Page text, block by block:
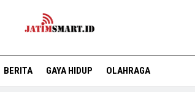
BERITA GAYA HIDUP OLAHRAGA